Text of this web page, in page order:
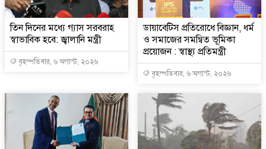
তিন দিনের মধ্যে গ্যাস সরবরাহ
স্বাভাবিক হবে: জ্বালানি মন্ত্রী
বৃহস্পতিবার, ৬ অগাস্ট, ২০২৬
ডায়াবেটিস প্রতিরোধে বিজ্ঞান, ধর্ম
ও সমাজের সমন্বিত ভূমিকা
প্রয়োজন : স্বাস্থ্য প্রতিমন্ত্রী
বৃহস্পতিবার, ৬ অগাস্ট, ২০২৬